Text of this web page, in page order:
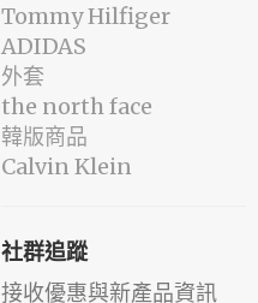
Tommy Hilfiger
ADIDAS
外套
the north face
韓版商品
Calvin Klein
社群追蹤
接收優惠與新產品資訊